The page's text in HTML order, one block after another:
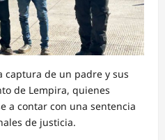
captura de un padre y sus
de Lempira, quienes
a contar con una sentencia
de justicia.